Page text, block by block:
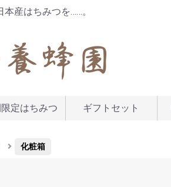
産はちみつを……。
定はちみつ ギフトセット
化粧箱